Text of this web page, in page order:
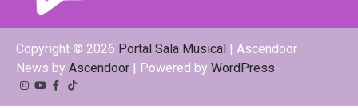
Copyright © 2026 Portal Sala Musical
| Ascendoor
News by Ascendoor | Powered by WordPress.
Instagram
YouTube
Facebook
Tiktok